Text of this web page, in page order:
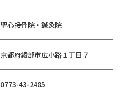
聖心接骨院・鍼灸院
京都府綾部市広小路１丁目７
0773-43-2485